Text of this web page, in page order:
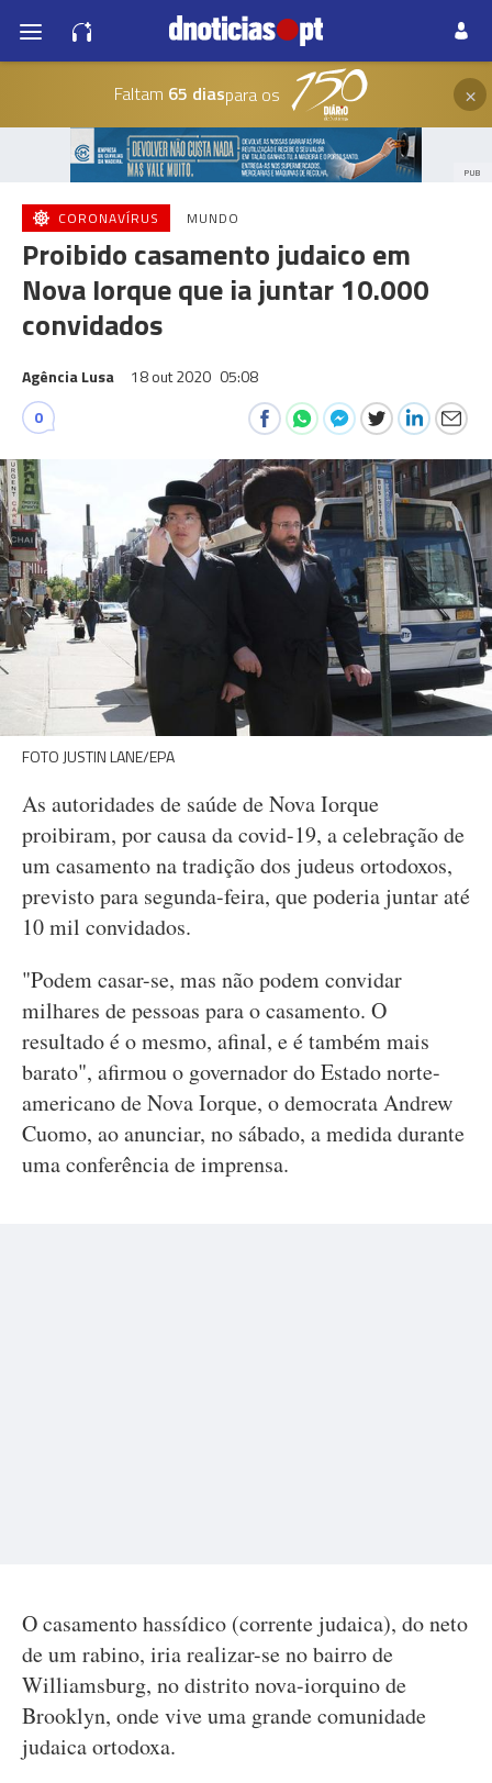
Faltam 65 diaspara os ×
PUB
CORONAVÍRUS MUNDO
Proibido casamento judaico em
Nova Iorque que ia juntar 10.000
convidados
Agência Lusa 18 out 2020 05:08
0
FOTO JUSTIN LANE/EPA
As autoridades de saúde de Nova Iorque
proibiram, por causa da covid-19, a celebração de
um casamento na tradição dos judeus ortodoxos,
previsto para segunda-feira, que poderia juntar até
10 mil convidados.
"Podem casar-se, mas não podem convidar
milhares de pessoas para o casamento. O
resultado é o mesmo, afinal, e é também mais
barato", afirmou o governador do Estado norte-
americano de Nova Iorque, o democrata Andrew
Cuomo, ao anunciar, no sábado, a medida durante
uma conferência de imprensa.
O casamento hassídico (corrente judaica), do neto
de um rabino, iria realizar-se no bairro de
Williamsburg, no distrito nova-iorquino de
Brooklyn, onde vive uma grande comunidade
judaica ortodoxa.